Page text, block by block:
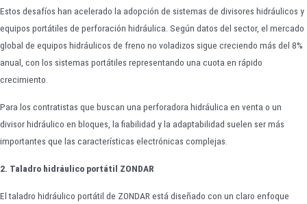
Estos desafíos han acelerado la adopción de sistemas de divisores hidráulicos y
equipos portátiles de perforación hidráulica. Según datos del sector, el mercado
global de equipos hidráulicos de freno no voladizos sigue creciendo más del 8%
anual, con los sistemas portátiles representando una cuota en rápido
crecimiento.
Para los contratistas que buscan una perforadora hidráulica en venta o un
divisor hidráulico en bloques, la fiabilidad y la adaptabilidad suelen ser más
importantes que las características electrónicas complejas.
2. Taladro hidráulico portátil ZONDAR
El taladro hidráulico portátil de ZONDAR está diseñado con un claro enfoque